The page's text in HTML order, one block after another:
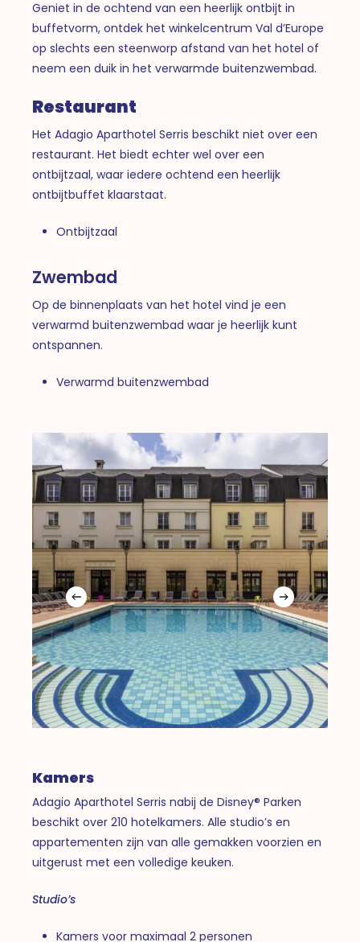
Geniet in de ochtend van een heerlijk ontbijt in
buffetvorm, ontdek het winkelcentrum Val d’Europe
op slechts een steenworp afstand van het hotel of
neem een duik in het verwarmde buitenzwembad.
Restaurant
Het Adagio Aparthotel Serris beschikt niet over een
restaurant. Het biedt echter wel over een
ontbijtzaal, waar iedere ochtend een heerlijk
ontbijtbuffet klaarstaat.
Ontbijtzaal
Zwembad
Op de binnenplaats van het hotel vind je een
verwarmd buitenzwembad waar je heerlijk kunt
ontspannen.
Verwarmd buitenzwembad
Kamers
Adagio Aparthotel Serris nabij de Disney® Parken
beschikt over 210 hotelkamers. Alle studio’s en
appartementen zijn van alle gemakken voorzien en
uitgerust met een volledige keuken.
Studio’s
Kamers voor maximaal 2 personen